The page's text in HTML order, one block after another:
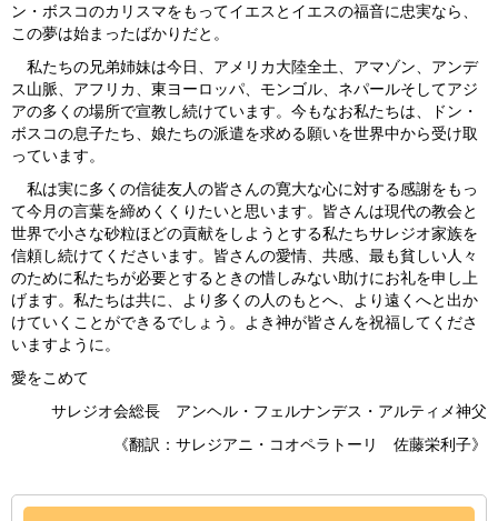
ン・ボスコのカリスマをもってイエスとイエスの福音に忠実なら、
この夢は始まったばかりだと。
私たちの兄弟姉妹は今日、アメリカ大陸全土、アマゾン、アンデ
ス山脈、アフリカ、東ヨーロッパ、モンゴル、ネパールそしてアジ
アの多くの場所で宣教し続けています。今もなお私たちは、ドン・
ボスコの息子たち、娘たちの派遣を求める願いを世界中から受け取
っています。
私は実に多くの信徒友人の皆さんの寛大な心に対する感謝をもっ
て今月の言葉を締めくくりたいと思います。皆さんは現代の教会と
世界で小さな砂粒ほどの貢献をしようとする私たちサレジオ家族を
信頼し続けてくださいます。皆さんの愛情、共感、最も貧しい人々
のために私たちが必要とするときの惜しみない助けにお礼を申し上
げます。私たちは共に、より多くの人のもとへ、より遠くへと出か
けていくことができるでしょう。よき神が皆さんを祝福してくださ
いますように。
愛をこめて
サレジオ会総長 アンヘル・フェルナンデス・アルティメ神父
《翻訳：サレジアニ・コオペラトーリ 佐藤栄利子》